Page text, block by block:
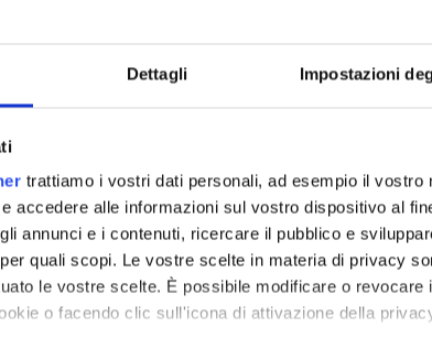
Dettagli Impostazioni
trattiamo i vostri dati personali, ad esempio il vostro
accedere alle informazioni sul vostro dispositivo al
annunci e i contenuti, ricercare il pubblico e
quali scopi. Le vostre scelte in materia di privacy
le vostre scelte. È possibile modificare o
o facendo clic sull'icona di attivazione della
i procedimenti amministrativi relativi alla
detta normativa, pubblica il procedimento di